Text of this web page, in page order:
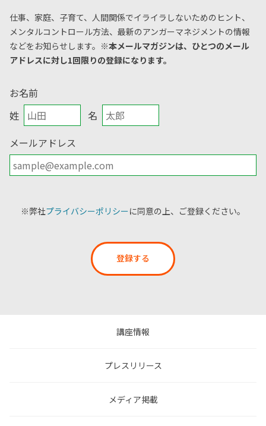
仕事、家庭、子育て、人間関係でイライラしないためのヒント、
メンタルコントロール方法、 最新のアンガーマネジメントの情報
などをお知らせします。 ※本メールマガジンは、ひとつのメール
アドレスに対し1回限りの登録になります。
お名前
姓
名
メールアドレス
※弊社プライバシーポリシーに同意の上、ご登録ください。
登録する
講座情報
プレスリリース
メディア掲載